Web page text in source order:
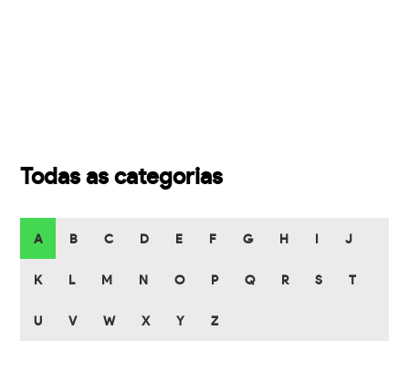
Todas as categorias
A B C D E F G H J
K L M N O P Q R S T
U V W X Y Z